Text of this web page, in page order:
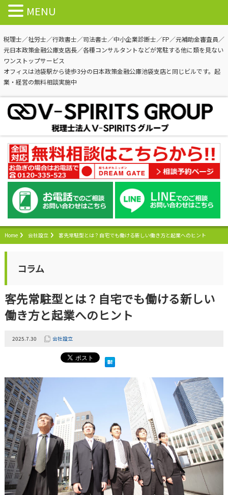
税理士／社労士／行政書士／司法書士／中小企業診断士／FP／元補助金審査員／
元日本政策金融公庫支店長／各種コンサルタントなどが常駐する他に類を見ない
ワンストップサービス
オフィスは池袋駅から徒歩3分の日本政策金融公庫池袋支店と同じビルです。起
業・経営の無料相談実施中
Home 会社設立 客先常駐型とは？自宅でも働ける新しい働き方と起業へのヒント
コラム
客先常駐型とは？自宅でも働ける新しい
働き方と起業へのヒント
2025.7.30 会社設立
MENU